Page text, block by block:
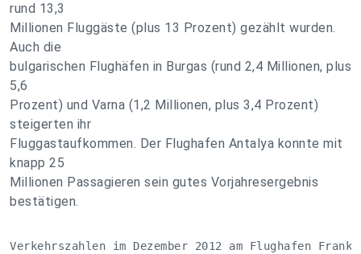
rund 13,3
Millionen Fluggäste (plus 13 Prozent) gezählt wurden.
Auch die
bulgarischen Flughäfen in Burgas (rund 2,4 Millionen, plus
5,6
Prozent) und Varna (1,2 Millionen, plus 3,4 Prozent)
steigerten ihr
Fluggastaufkommen. Der Flughafen Antalya konnte mit
knapp 25
Millionen Passagieren sein gutes Vorjahresergebnis
bestätigen.
Verkehrszahlen im Dezember 2012 am Flughafen